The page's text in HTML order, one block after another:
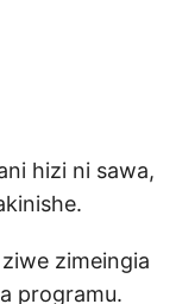
hizi ni sawa,
zimeingia
programu.